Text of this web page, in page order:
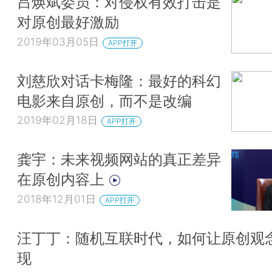
对原创最好激励
2019年03月05日 APP打开
刘慈欣对话卡梅隆：最好的科幻
电影来自原创，而不是改编
2019年02月18日 APP打开
龚宇：未来视频网站的真正差异
在原创内容上
2018年12月01日 APP打开
汪丁丁：随机互联时代，如何让原创观
现